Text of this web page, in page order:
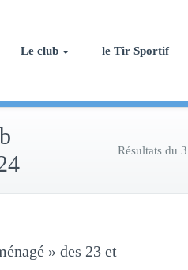
Le club le Tir Sportif
Résultats du
» des 23 et